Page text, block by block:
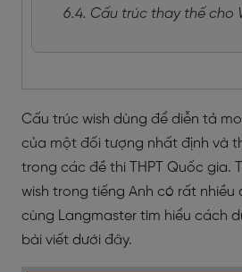
6.4. Cấu trúc thay thế cho
Cấu trúc wish dùng để diễn tả
của một đối tượng nhất định và
trong các đề thi THPT Quốc gia.
wish trong tiếng Anh có rất nhiều
cùng Langmaster tìm hiểu cách
bài viết dưới đây.